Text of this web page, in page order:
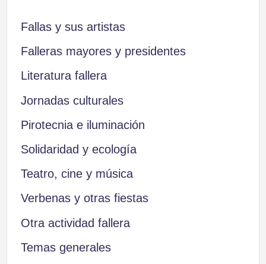
Fallas y sus artistas
Falleras mayores y presidentes
Literatura fallera
Jornadas culturales
Pirotecnia e iluminación
Solidaridad y ecología
Teatro, cine y música
Verbenas y otras fiestas
Otra actividad fallera
Temas generales